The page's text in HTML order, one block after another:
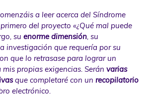
a leer acerca del Síndrome
del proyecto «¿Qué mal puede
su enorme dimensión, su
investigación que requería por su
que lo retrasase para lograr un
propias exigencias. Serán varias
que completaré con un recopilatorio
electrónico.